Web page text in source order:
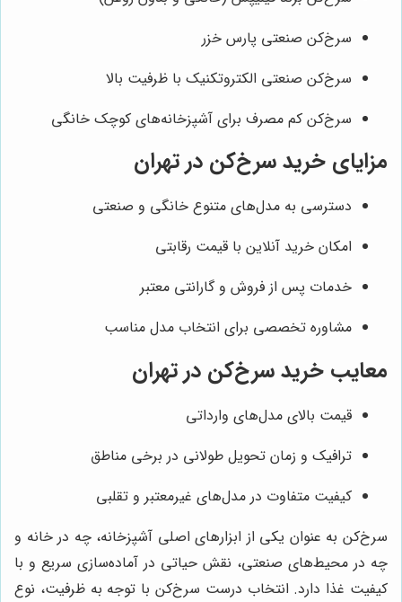
سرخ‌کن صنعتی پارس خزر
سرخ‌کن صنعتی الکتروتکنیک با ظرفیت بالا
سرخ‌کن کم مصرف برای آشپزخانه‌های کوچک خانگی
مزایای خرید سرخ‌کن در تهران
دسترسی به مدل‌های متنوع خانگی و صنعتی
امکان خرید آنلاین با قیمت رقابتی
خدمات پس از فروش و گارانتی معتبر
مشاوره تخصصی برای انتخاب مدل مناسب
معایب خرید سرخ‌کن در تهران
قیمت بالای مدل‌های وارداتی
ترافیک و زمان تحویل طولانی در برخی مناطق
کیفیت متفاوت در مدل‌های غیرمعتبر و تقلبی
سرخ‌کن به عنوان یکی از ابزارهای اصلی آشپزخانه، چه در خانه و
چه در محیط‌های صنعتی، نقش حیاتی در آماده‌سازی سریع و با
کیفیت غذا دارد. انتخاب درست سرخ‌کن با توجه به ظرفیت، نوع